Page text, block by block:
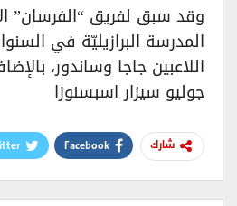
وقد سبق لفريق “الفرسان”
المدرسة البرازيليّة في
اللاعبين جاجا وساندور،
جوليو سيزار اسبسنوزا
شارك Facebook